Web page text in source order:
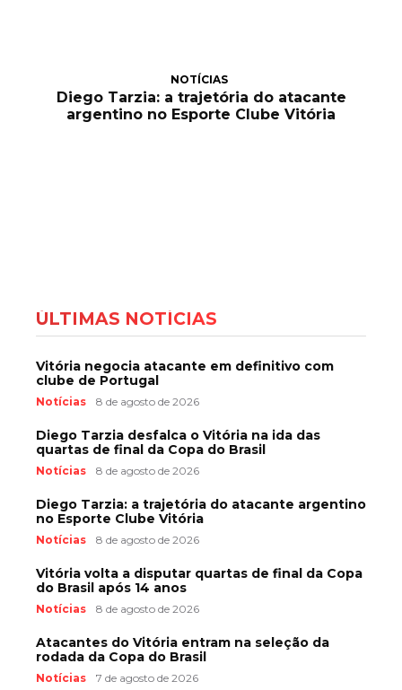
NOTÍCIAS
Diego Tarzia: a trajetória do atacante
argentino no Esporte Clube Vitória
ÚLTIMAS NOTÍCIAS
Vitória negocia atacante em definitivo com
clube de Portugal
Notícias 8 de agosto de 2026
Diego Tarzia desfalca o Vitória na ida das
quartas de final da Copa do Brasil
Notícias 8 de agosto de 2026
Diego Tarzia: a trajetória do atacante argentino
no Esporte Clube Vitória
Notícias 8 de agosto de 2026
Vitória volta a disputar quartas de final da Copa
do Brasil após 14 anos
Notícias 8 de agosto de 2026
Atacantes do Vitória entram na seleção da
rodada da Copa do Brasil
Notícias 7 de agosto de 2026